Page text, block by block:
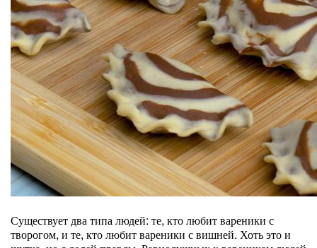
Существует два типа людей: те, кто любит вареники с
творогом, и те, кто любит вареники с вишней. Хоть это и